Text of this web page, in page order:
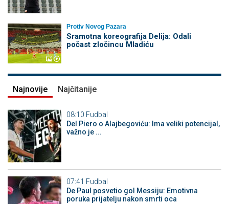
Protiv Novog Pazara
Sramotna koreografija Delija: Odali
počast zločincu Mladiću
Najnovije Najčitanije
08:10 Fudbal
Del Piero o Alajbegoviću: Ima veliki potencijal,
važno je ...
07:41 Fudbal
De Paul posvetio gol Messiju: Emotivna
poruka prijatelju nakon smrti oca